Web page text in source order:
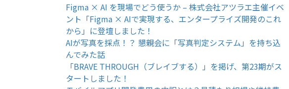
Figma × AI を現場でどう使うか – 株式会社アツラエ主催イベ
ント「Figma × AIで実現する、エンタープライズ開発のこれ
から」に登壇しました！
AIが写真を採点！？ 懇親会に「写真判定システム」を持ち込
んでみた話
「BRAVE THROUGH（ブレイブする）」を掲げ、第23期がス
タートしました！